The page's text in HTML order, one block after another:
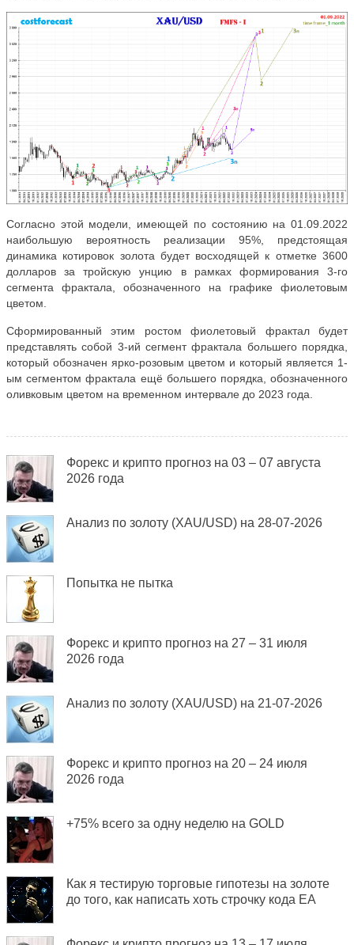
Согласно этой модели, имеющей по состоянию на 01.09.2022
наибольшую вероятность реализации 95%, предстоящая
динамика котировок золота будет восходящей к отметке 3600
долларов за тройскую унцию в рамках формирования 3-го
сегмента фрактала, обозначенного на графике фиолетовым
цветом.
Сформированный этим ростом фиолетовый фрактал будет
представлять собой 3-ий сегмент фрактала большего порядка,
который обозначен ярко-розовым цветом и который является 1-
ым сегментом фрактала ещё большего порядка, обозначенного
оливковым цветом на временном интервале до 2023 года.
Форекс и крипто прогноз на 03 – 07 августа
2026 года
Анализ по золоту (XAU/USD) на 28-07-2026
Попытка не пытка
Форекс и крипто прогноз на 27 – 31 июля
2026 года
Анализ по золоту (XAU/USD) на 21-07-2026
Форекс и крипто прогноз на 20 – 24 июля
2026 года
+75% всего за одну неделю на GOLD
Как я тестирую торговые гипотезы на золоте
до того, как написать хоть строчку кода EA